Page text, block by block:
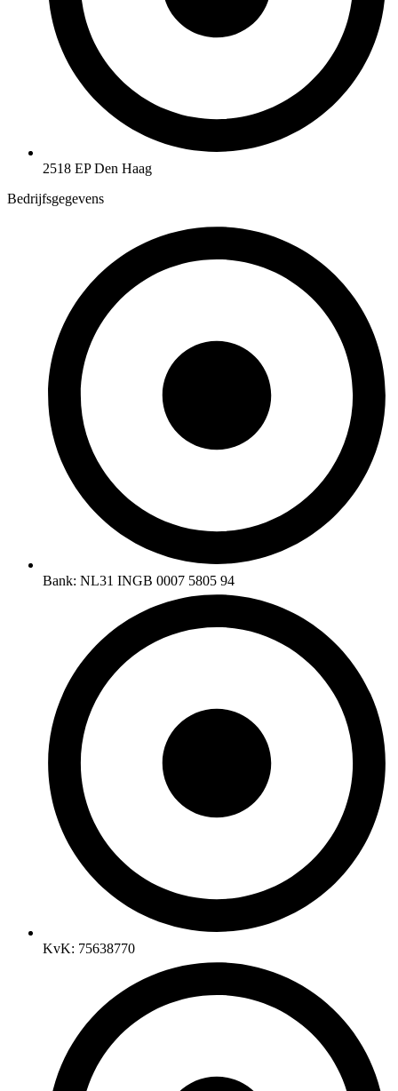
2518 EP Den Haag
Bedrijfsgegevens
Bank: NL31 INGB 0007 5805 94
KvK: 75638770